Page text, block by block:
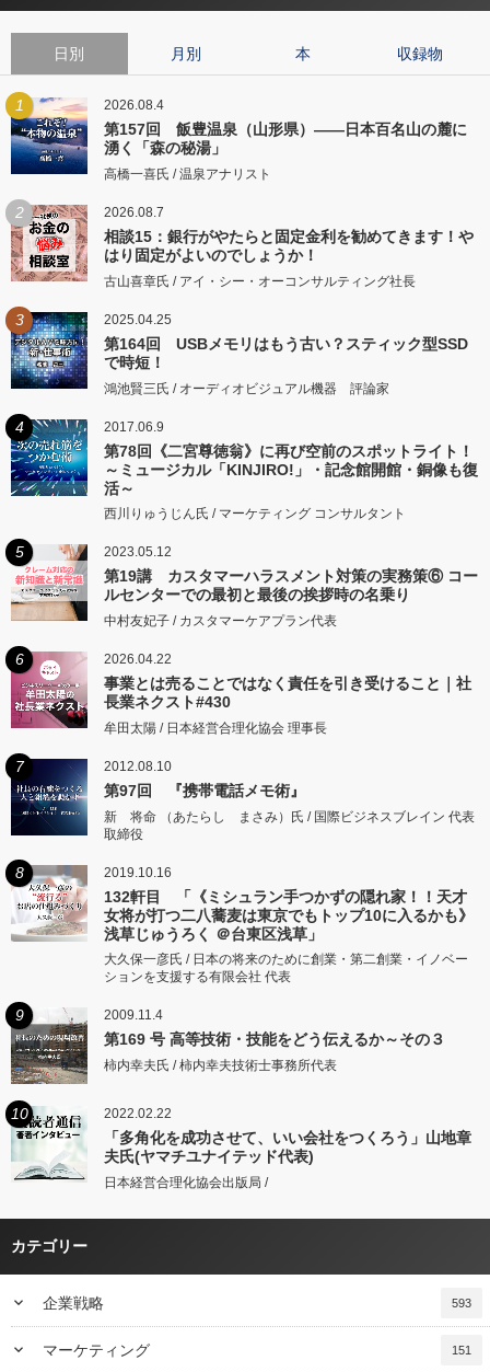
日別 月別 本 収録物
1 2026.08.4
第157回 飯豊温泉（山形県）――日本百名山の麓に
湧く「森の秘湯」
高橋一喜氏 / 温泉アナリスト
2 2026.08.7
相談15：銀行がやたらと固定金利を勧めてきます！や
はり固定がよいのでしょうか！
古山喜章氏 / アイ・シー・オーコンサルティング社長
3 2025.04.25
第164回 USBメモリはもう古い？スティック型SSD
で時短！
鴻池賢三氏 / オーディオビジュアル機器 評論家
4 2017.06.9
第78回《二宮尊徳翁》に再び空前のスポットライト！
～ミュージカル「KINJIRO!」・記念館開館・銅像も復
活～
西川りゅうじん氏 / マーケティング コンサルタント
5 2023.05.12
第19講 カスタマーハラスメント対策の実務策⑥ コー
ルセンターでの最初と最後の挨拶時の名乗り
中村友妃子 / カスタマーケアプラン代表
6 2026.04.22
事業とは売ることではなく責任を引き受けること｜社
長業ネクスト#430
牟田太陽 / 日本経営合理化協会 理事長
7 2012.08.10
第97回 『携帯電話メモ術』
新 将命 （あたらし まさみ）氏 / 国際ビジネスブレイン 代表
取締役
8 2019.10.16
132軒目 「《ミシュラン手つかずの隠れ家！！天才
女将が打つ二八蕎麦は東京でもトップ10に入るかも》
浅草じゅうろく ＠台東区浅草」
大久保一彦氏 / 日本の将来のために創業・第二創業・イノベー
ションを支援する有限会社 代表
9 2009.11.4
第169 号 高等技術・技能をどう伝えるか～その３
柿内幸夫氏 / 柿内幸夫技術士事務所代表
10 2022.02.22
「多角化を成功させて、いい会社をつくろう」山地章
夫氏(ヤマチユナイテッド代表)
日本経営合理化協会出版局 /
カテゴリー
keyboard_arrow_down 企業戦略 593
keyboard_arrow_down マーケティング 151